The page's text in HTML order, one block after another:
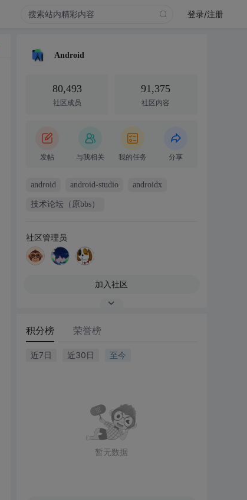
登录/注册
Android
80,493
社区成员
91,375
社区内容
发帖 与我相关 我的任务 分享
android android-studio androidx
技术论坛（原bbs）
社区管理员
加入社区
积分榜 荣誉榜
近7日 近30日 至今
暂无数据